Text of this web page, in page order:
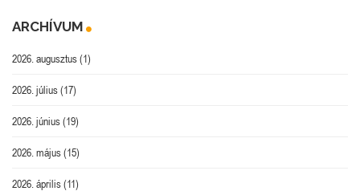
ARCHÍVUM
2026. augusztus(1)
2026. július(17)
2026. június(19)
2026. május(15)
2026. április(11)